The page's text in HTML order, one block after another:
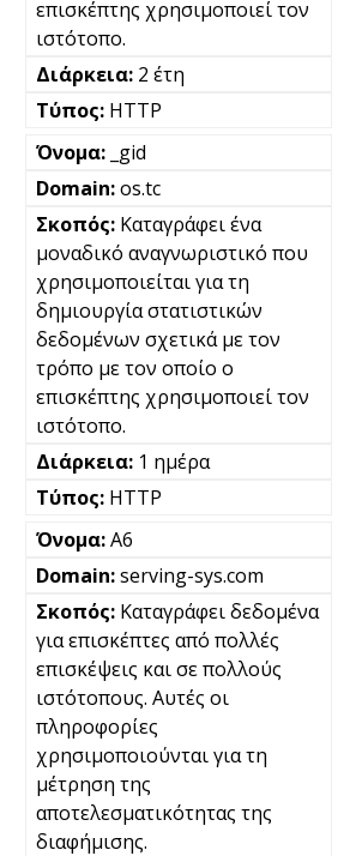
επισκέπτης χρησιμοποιεί τον
ιστότοπο.
2 έτη
HTTP
_gid
os.tc
Καταγράφει ένα
μοναδικό αναγνωριστικό που
χρησιμοποιείται για τη
δημιουργία στατιστικών
δεδομένων σχετικά με τον
τρόπο με τον οποίο ο
επισκέπτης χρησιμοποιεί τον
ιστότοπο.
1 ημέρα
HTTP
A6
serving-sys.com
Καταγράφει δεδομένα
για επισκέπτες από πολλές
επισκέψεις και σε πολλούς
ιστότοπους. Αυτές οι
πληροφορίες
χρησιμοποιούνται για τη
μέτρηση της
αποτελεσματικότητας της
διαφήμισης.